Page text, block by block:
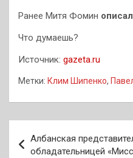
Ранее Митя Фомин описал
Что думаешь?
Источник: gazeta.ru
Метки: Клим Шипенко,
по
Албанская
обладательницей